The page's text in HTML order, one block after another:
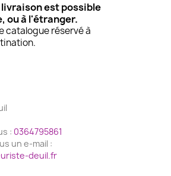
livraison est possible
ou à l'étranger.
catalogue réservé à
: 0364795861
un e-mail :
deuil.fr